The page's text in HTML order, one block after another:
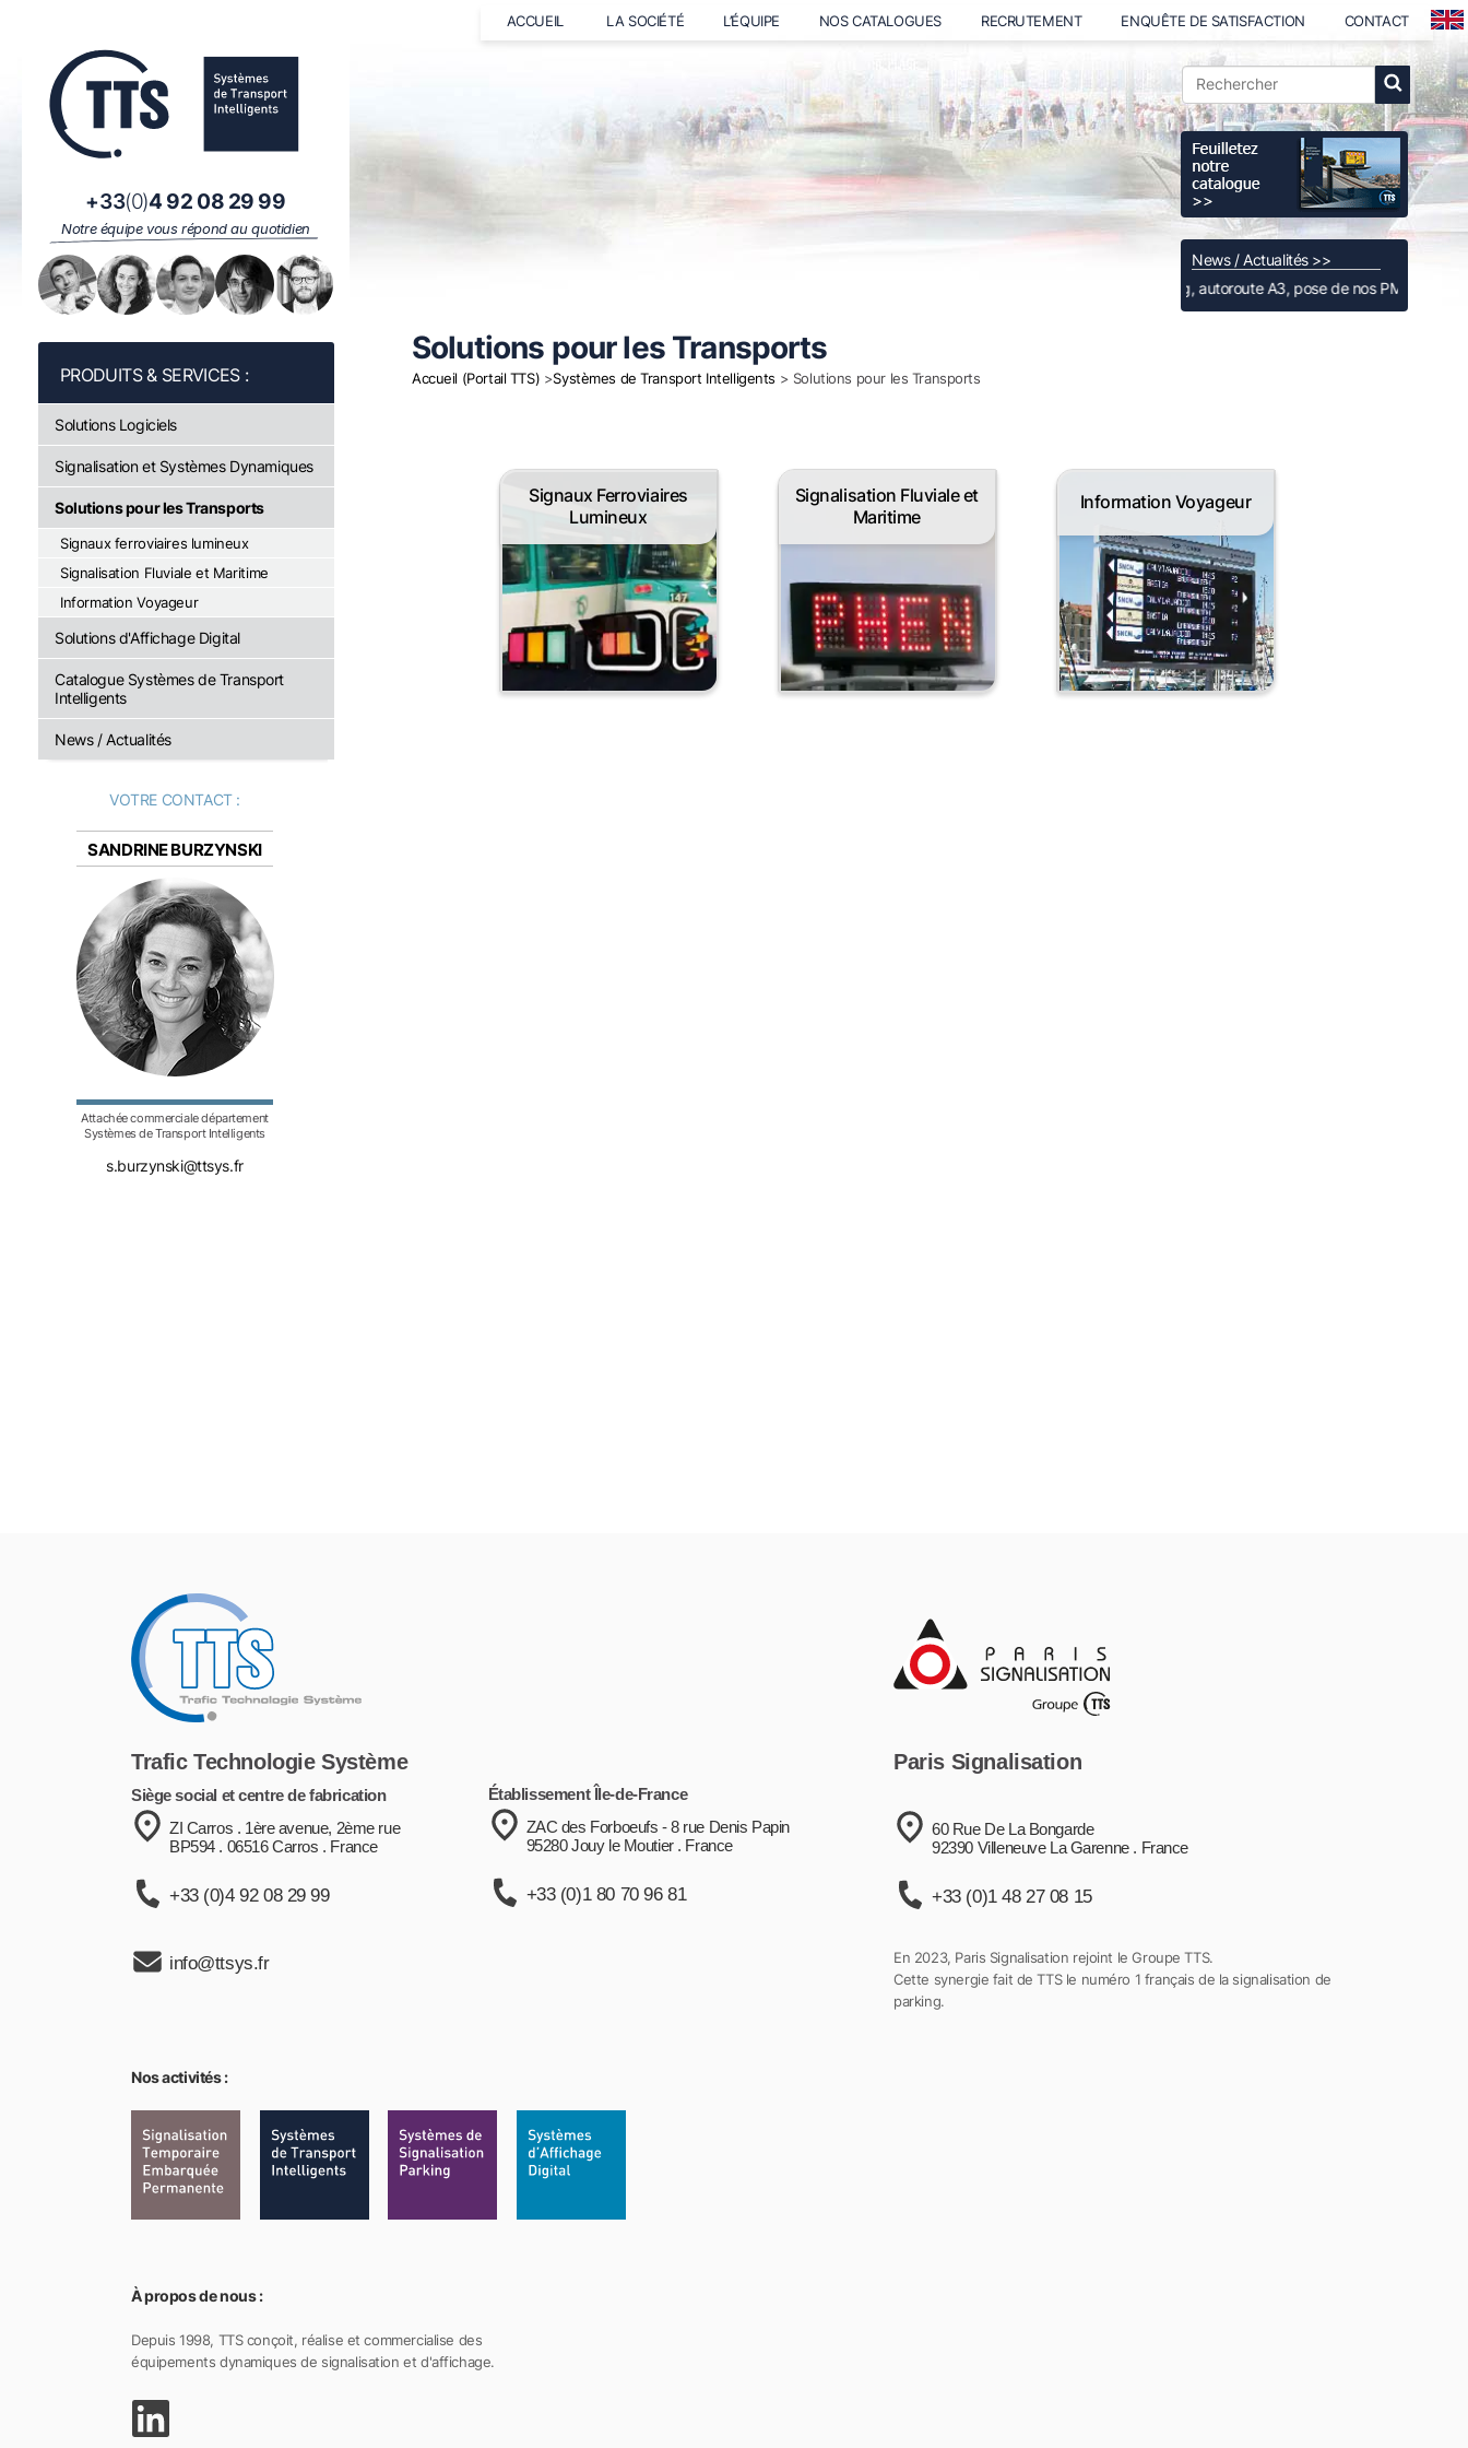
+33(0)4 92 08 29 99
Notre équipe vous répond au quotidien
ACCUEIL LA SOCIÉTÉ L’ÉQUIPE NOS CATALOGUES RECRUTEMENT ENQUÊTE DE SATISFACTION CONTACT
News / Actualités >>
Luxembourg, autoroute A3, pose de nos PMV Full Color
Solutions Logiciels
Signalisation et Systèmes Dynamiques
Solutions pour les Transports
Signaux ferroviaires lumineux
Signalisation Fluviale et Maritime
Information Voyageur
Solutions d'Affichage Digital
Catalogue Systèmes de Transport
Intelligents
News / Actualités
VOTRE CONTACT :
SANDRINE BURZYNSKI
Attachée commerciale département
Systèmes de Transport Intelligents
s.burzynski@ttsys.fr
Solutions pour les Transports
Accueil (Portail TTS) >Systèmes de Transport Intelligents > Solutions pour les Transports
Signaux Ferroviaires
Lumineux
Signalisation Fluviale et
Maritime
Information Voyageur
Trafic Technologie Système
Siège social et centre de fabrication
ZI Carros . 1ère avenue, 2ème rue
BP594 . 06516 Carros . France
+33 (0)4 92 08 29 99
info@ttsys.fr
Établissement Île-de-France
ZAC des Forboeufs - 8 rue Denis Papin
95280 Jouy le Moutier . France
+33 (0)1 80 70 96 81
Paris Signalisation
60 Rue De La Bongarde
92390 Villeneuve La Garenne . France
+33 (0)1 48 27 08 15
En 2023, Paris Signalisation rejoint le Groupe TTS.
Cette synergie fait de TTS le numéro 1 français de la signalisation de
parking.
Nos activités :
À propos de nous :
Depuis 1998, TTS conçoit, réalise et commercialise des
équipements dynamiques de signalisation et d'affichage.